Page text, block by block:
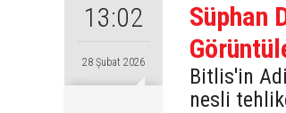
13:02
28 Şubat 2026
Süphan
Bitlis'in
nesli